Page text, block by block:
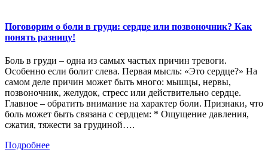
Поговорим о боли в груди: сердце или позвоночник? Как
понять разницу!
Боль в груди – одна из самых частых причин тревоги.
Особенно если болит слева. Первая мысль: «Это сердце?» На
самом деле причин может быть много: мышцы, нервы,
позвоночник, желудок, стресс или действительно сердце.
Главное – обратить внимание на характер боли. Признаки, что
боль может быть связана с сердцем: * Ощущение давления,
сжатия, тяжести за грудиной….
Подробнее